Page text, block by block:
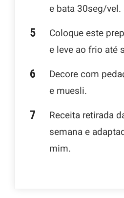
e bata 30seg/vel.
Coloque este
e leve ao frio até
Decore com
e muesli.
Receita retirada
semana e
mim.